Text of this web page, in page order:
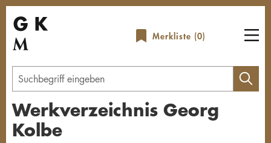
Direkt
zum
Inhalt
Merkliste (0)
Geben
Sie
einen
Suchbegriff
Werkverzeichnis Georg
Kolbe